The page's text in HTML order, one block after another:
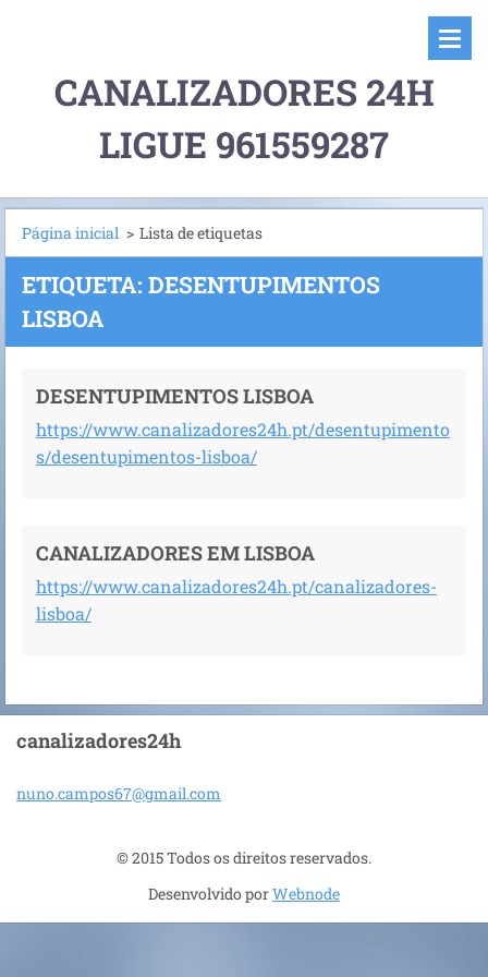
CANALIZADORES 24H
LIGUE 961559287
Página inicial > Lista de etiquetas
ETIQUETA: DESENTUPIMENTOS
LISBOA
DESENTUPIMENTOS LISBOA
https://www.canalizadores24h.pt/desentupimento
s/desentupimentos-lisboa/
CANALIZADORES EM LISBOA
https://www.canalizadores24h.pt/canalizadores-
lisboa/
canalizadores24h
nuno.campos67@gmail.com
© 2015 Todos os direitos reservados.
Desenvolvido porWebnode